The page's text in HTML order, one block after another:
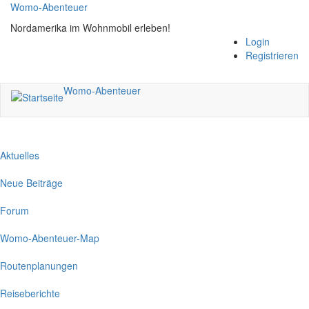
Direkt
zum
Inhalt
Womo-Abenteuer
Nordamerika im Wohnmobil erleben!
Login
Registrieren
Womo-Abenteuer
Aktuelles
Neue Beiträge
Forum
Womo-Abenteuer-Map
Routenplanungen
Reiseberichte